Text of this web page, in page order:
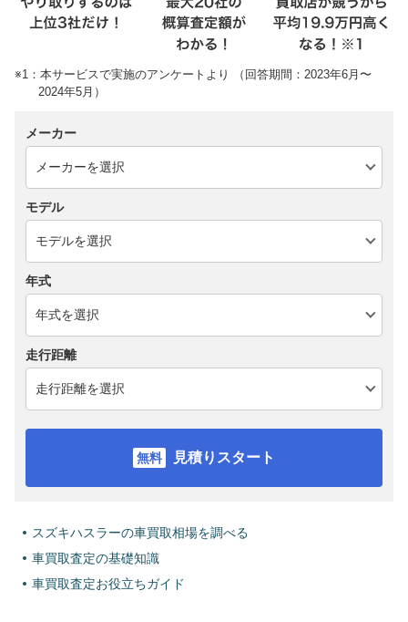
※1：本サービスで実施のアンケートより （回答期間：2023年6月〜
2024年5月）
メーカー
モデル
年式
走行距離
見積りスタート
スズキハスラーの車買取相場を調べる
車買取査定の基礎知識
車買取査定お役立ちガイド